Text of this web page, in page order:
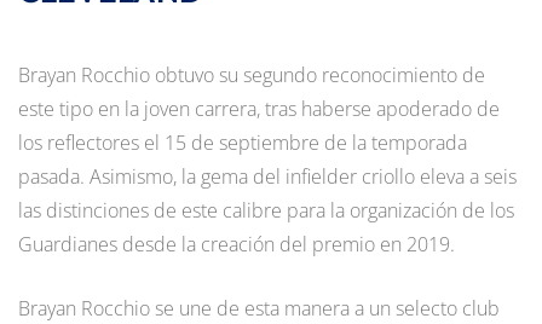
Brayan Rocchio obtuvo su segundo reconocimiento de
este tipo en la joven carrera, tras haberse apoderado de
los reflectores el 15 de septiembre de la temporada
pasada. Asimismo, la gema del infielder criollo eleva a seis
las distinciones de este calibre para la organización de los
Guardianes desde la creación del premio en 2019.
Brayan Rocchio se une de esta manera a un selecto club